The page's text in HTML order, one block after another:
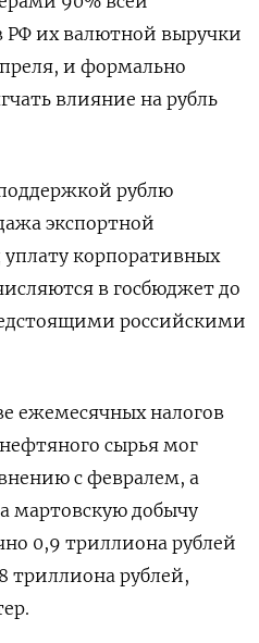
РФ их валютной выручки
и формально
влияние на рубль
рублю
экспортной
корпоративных
в госбюджет до
российскими
ежемесячных налогов
сырья мог
с февралем, а
мартовскую добычу
0,9 триллиона рублей
триллиона рублей,